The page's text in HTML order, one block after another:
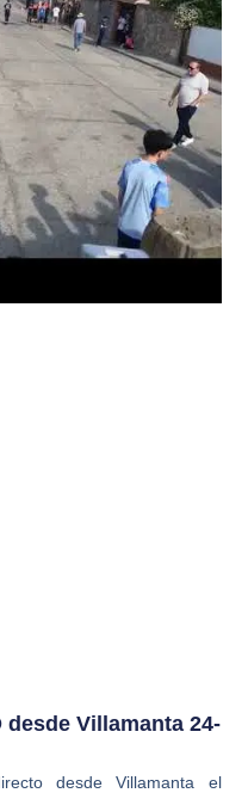
desde Villamanta 24-
desde Villamanta el